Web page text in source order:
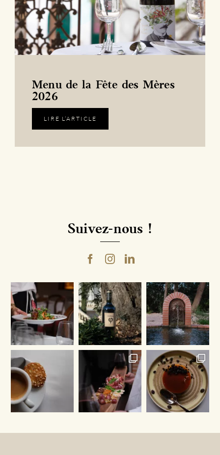
Menu de la Fête des Mères
2026
LIRE L’ARTICLE
Suivez-nous !